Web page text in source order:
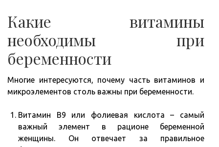
Какие витамины
необходимы при
беременности
Многие интересуются, почему часть витаминов и
микроэлементов столь важны при беременности.
Витамин В9 или фолиевая кислота – самый
важный элемент в рационе беременной
женщины. Он отвечает за правильное